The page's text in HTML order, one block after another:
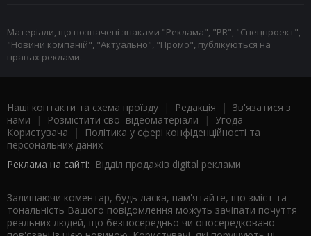
Матеріали, що позначені знаками "Реклама", "PR", "Спецпроект",
"Новини компаній", "Актуально", "Промо", публікуються на
правах реклами.
Наші контакти та схема проїзду | Редакція | Зв'язатися з
нами | Розмістити свої відеоматеріали | Угода
Користувача |
Політика у сфері конфіденційності та
персональних даних
Реклама на сайті: Відділ продажів digital реклами
Залишаючи коментар, будь ласка, пам'ятайте, що зміст та
тональність Вашого повідомлення можуть зачіпати почуття
реальних людей, що безпосередньо чи опосередковано